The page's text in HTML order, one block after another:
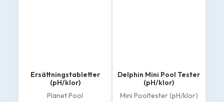
Ersättningstabletter
(pH/klor)
Planet Pool
Delphin Mini Pool Tester
(pH/klor)
Mini Pooltester (pH/klor)